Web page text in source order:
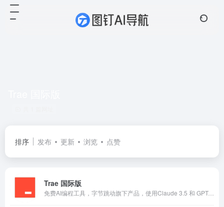
排序 发布 更新 浏览 点赞
Trae 国际版
免费AI编程工具，字节跳动旗下产品，使用Claude 3.5 和 GPT-4o大模型~